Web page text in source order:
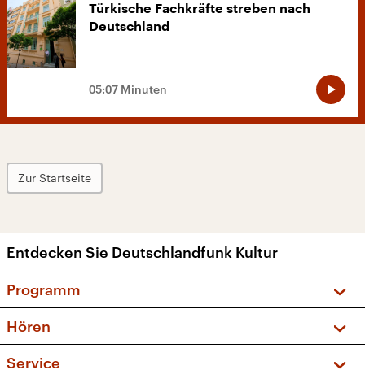
Türkische Fachkräfte streben nach
Deutschland
05:07 Minuten
Zur Startseite
Entdecken Sie Deutschlandfunk Kultur
Programm
Sendungen und Podcasts
Hören
Service